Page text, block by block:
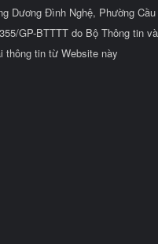
Dương Đình Nghệ, Phường
GP-BTTTT do Bộ Thông tin
thông tin từ Website này